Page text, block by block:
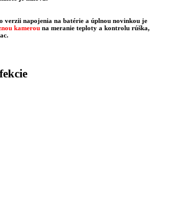
napojenia na batérie a úplnou novinkou je
kamerou na meranie teploty a kontrolu rúška,